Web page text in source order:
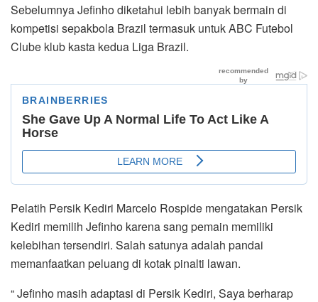
Sebelumnya Jefinho diketahui lebih banyak bermain di
kompetisi sepakbola Brazil termasuk untuk ABC Futebol
Clube klub kasta kedua Liga Brazil.
Pelatih Persik Kediri Marcelo Rospide mengatakan Persik
Kediri memilih Jefinho karena sang pemain memiliki
kelebihan tersendiri. Salah satunya adalah pandai
memanfaatkan peluang di kotak pinalti lawan.
“ Jefinho masih adaptasi di Persik Kediri, Saya berharap